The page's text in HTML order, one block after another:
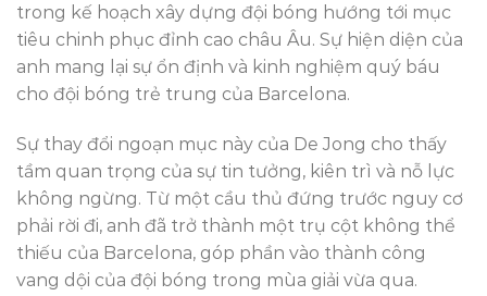
trong kế hoạch xây dựng đội bóng hướng tới mục
tiêu chinh phục đỉnh cao châu Âu. Sự hiện diện của
anh mang lại sự ổn định và kinh nghiệm quý báu
cho đội bóng trẻ trung của Barcelona.
Sự thay đổi ngoạn mục này của De Jong cho thấy
tầm quan trọng của sự tin tưởng, kiên trì và nỗ lực
không ngừng. Từ một cầu thủ đứng trước nguy cơ
phải rời đi, anh đã trở thành một trụ cột không thể
thiếu của Barcelona, góp phần vào thành công
vang dội của đội bóng trong mùa giải vừa qua.